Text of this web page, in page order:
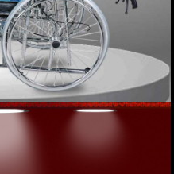
hồi chức năng cao